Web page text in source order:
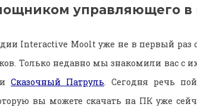
управляющего в
Interactive Moolt уже не в первый
Только недавно мы знакомили вас с
и Сказочный Патруль. Сегодня речь
вы можете скачать на ПК уже